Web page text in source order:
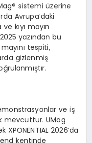
sistemi üzerine
Avrupa’daki
kıyı mayın
yazından bu
tespiti,
gizlenmiş
ve iş
mevcuttur. UMag
2026’da
kentinde